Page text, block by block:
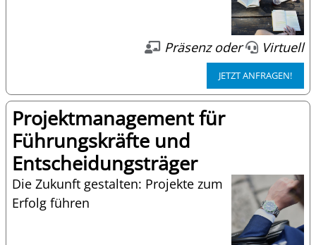
Präsenz oder Virtuell
JETZT ANFRAGEN!
Projektmanagement für
Führungskräfte und
Entscheidungsträger
Die Zukunft gestalten: Projekte zum
Erfolg führen